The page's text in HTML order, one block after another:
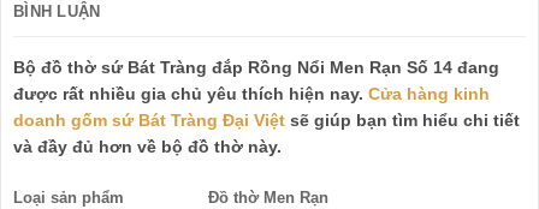
BÌNH LUẬN
Bộ đồ thờ sứ Bát Tràng đắp Rồng Nổi Men Rạn Số 14 đang
được rất nhiều gia chủ yêu thích hiện nay. Cửa hàng kinh
doanh gốm sứ Bát Tràng Đại Việt sẽ giúp bạn tìm hiểu chi tiết
và đầy đủ hơn về bộ đồ thờ này.
Loại sản phẩm Đồ thờ Men Rạn